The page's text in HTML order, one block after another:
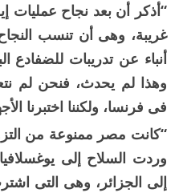
“أذكر أن بعد نجاح عمليات
غريبة، وهى أن تنسب
أنباء عن تدريبات للضفادع
وهذا لم يحدث، فنحن لم
فى فرنسا، ولكننا اختبرنا
“كانت مصر ممنوعة من
وردت السلاح إلى
إلى الجزائر، وهى التى